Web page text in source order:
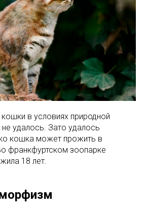
в условиях природной
удалось. Зато удалось
кошка может прожить в
франкфуртском зоопарке
18 лет.